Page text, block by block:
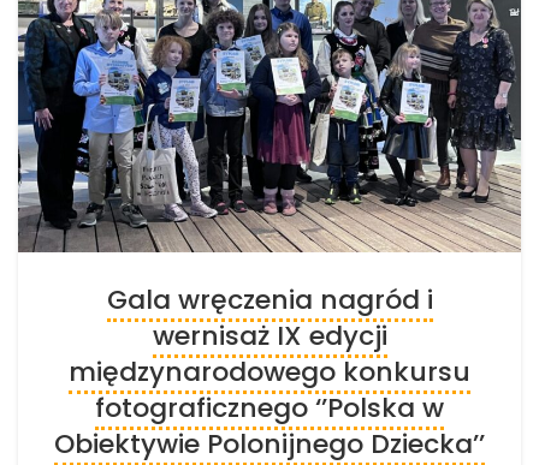
Gala wręczenia nagród i
wernisaż IX edycji
międzynarodowego konkursu
fotograficznego ‘’Polska w
Obiektywie Polonijnego Dziecka’’